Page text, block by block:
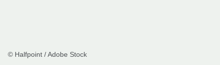
© Halfpoint / Adobe Stock